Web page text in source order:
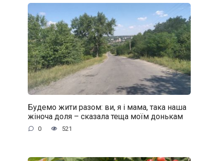
Будемо жити разом: ви, я і мама, така наша
жіноча доля – сказала теща моїм донькам
0 521